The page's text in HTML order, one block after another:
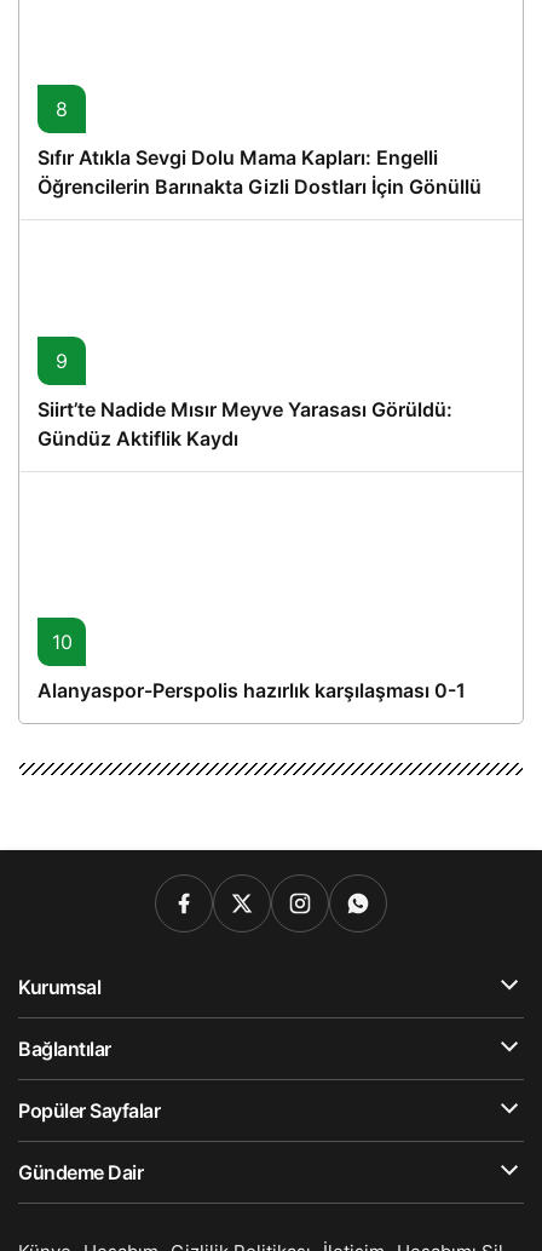
8
Sıfır Atıkla Sevgi Dolu Mama Kapları: Engelli
Öğrencilerin Barınakta Gizli Dostları İçin Gönüllü
Proje
9
Siirt’te Nadide Mısır Meyve Yarasası Görüldü:
Gündüz Aktiflik Kaydı
10
Alanyaspor-Perspolis hazırlık karşılaşması 0-1
Kurumsal
Bağlantılar
Popüler Sayfalar
Gündeme Dair